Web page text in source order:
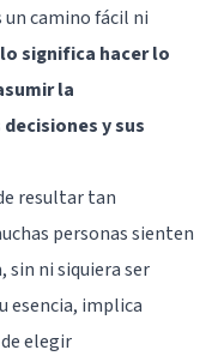
camino fácil ni
significa hacer lo
la
y sus
resultar tan
personas sienten
sin ni siquiera ser
esencia, implica
elegir